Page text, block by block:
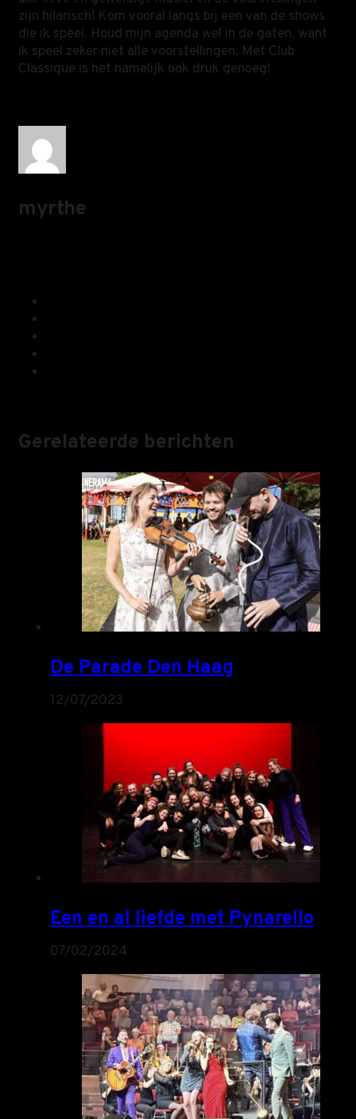
zijn hilarisch! Kom vooral langs bij een van de shows
die ik speel. Houd mijn agenda wel in de gaten, want
ik speel zeker niet alle voorstellingen. Met Club
Classique is het namelijk ook druk genoeg!
myrthe
Gerelateerde berichten
De Parade Den Haag
12/07/2023
Een en al liefde met Pynarello
07/02/2024